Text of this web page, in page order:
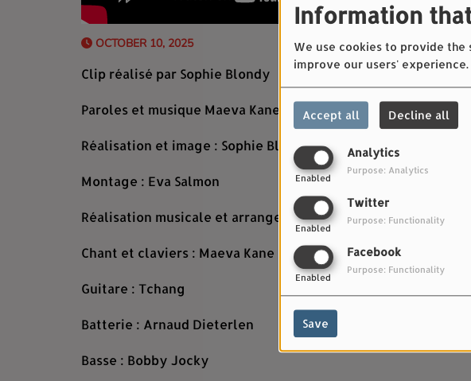
Information
We use cookies to provide
improve our users' experience.
Accept all Decline all
Analytics
Enabled
Purpose: Analytics
Twitter
Enabled
Purpose: Functionality
Facebook
Enabled
Purpose: Functionality
Save
OCTOBER 10, 2025
Clip réalisé par Sophie Blondy
Paroles et musique Maeva Kane
Réalisation et image : Sophie Blondy
Montage : Eva Salmon
Réalisation musicale et arrangements : Yan Péchin
Chant et claviers : Maeva Kane
Guitare : Tchang
Batterie : Arnaud Dieterlen
Basse : Bobby Jocky